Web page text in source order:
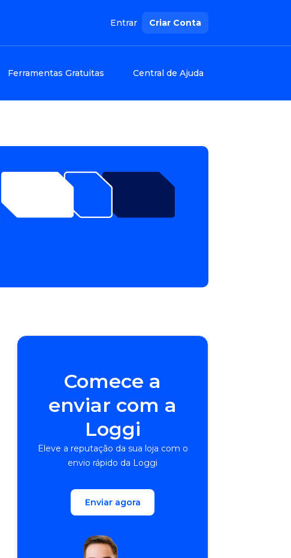
Entrar Criar Conta
Ferramentas Gratuitas Central de Ajuda
Comece a
enviar com a
Loggi
Eleve a reputação da sua loja com o
envio rápido da Loggi
Enviar agora